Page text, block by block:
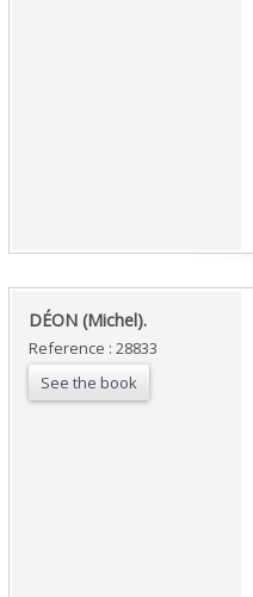
‎DÉON (Michel).‎
Reference : 28833
See the book